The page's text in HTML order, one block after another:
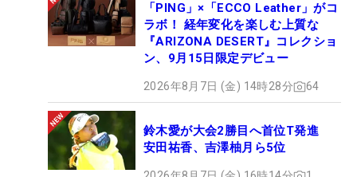
「PING」×「ECCO Leather」がコ
ラボ！ 経年変化を楽しむ上質な
『ARIZONA DESERT』コレクショ
ン、9月15日限定デビュー
2026年8月7日 (金) 14時28分 64
鈴木愛が大会2勝目へ首位T発進
安田祐香、吉澤柚月ら5位